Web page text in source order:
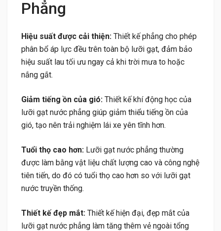
Phẳng
Hiệu suất được cải thiện: Thiết kế phẳng cho phép
phân bổ áp lực đều trên toàn bộ lưỡi gạt, đảm bảo
hiệu suất lau tối ưu ngay cả khi trời mưa to hoặc
nắng gắt.
Giảm tiếng ồn của gió: Thiết kế khí động học của
lưỡi gạt nước phẳng giúp giảm thiểu tiếng ồn của
gió, tạo nên trải nghiệm lái xe yên tĩnh hơn.
Tuổi thọ cao hơn: Lưỡi gạt nước phẳng thường
được làm bằng vật liệu chất lượng cao và công nghệ
tiên tiến, do đó có tuổi thọ cao hơn so với lưỡi gạt
nước truyền thống.
Thiết kế đẹp mắt: Thiết kế hiện đại, đẹp mắt của
lưỡi gạt nước phẳng làm tăng thêm vẻ ngoài tổng